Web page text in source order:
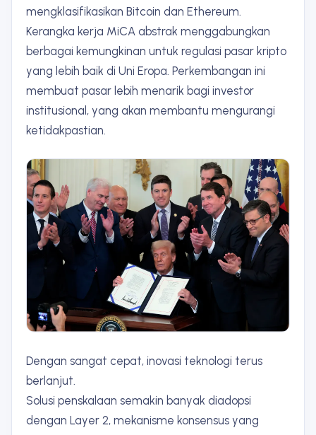
mengklasifikasikan Bitcoin dan Ethereum.
Kerangka kerja MiCA abstrak menggabungkan
berbagai kemungkinan untuk regulasi pasar kripto
yang lebih baik di Uni Eropa. Perkembangan ini
membuat pasar lebih menarik bagi investor
institusional, yang akan membantu mengurangi
ketidakpastian.
Dengan sangat cepat, inovasi teknologi terus
berlanjut.
Solusi penskalaan semakin banyak diadopsi
dengan Layer 2, mekanisme konsensus yang